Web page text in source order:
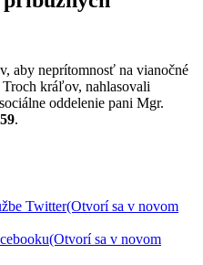
aby neprítomnosť na vianočné
kráľov, nahlasovali
oddelenie pani Mgr.
.
Twitter(Otvorí sa v novom
sa v novom